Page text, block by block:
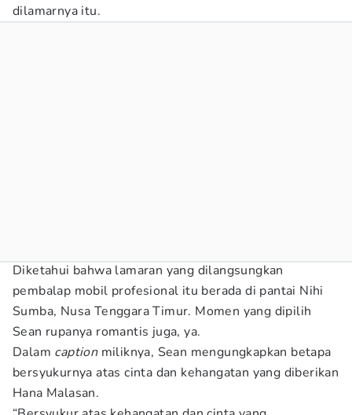
dilamarnya itu.
Diketahui bahwa lamaran yang dilangsungkan
pembalap mobil profesional itu berada di pantai Nihi
Sumba, Nusa Tenggara Timur. Momen yang dipilih
Sean rupanya romantis juga, ya.
Dalam captionmiliknya, Sean mengungkapkan betapa
bersyukurnya atas cinta dan kehangatan yang diberikan
Hana Malasan.